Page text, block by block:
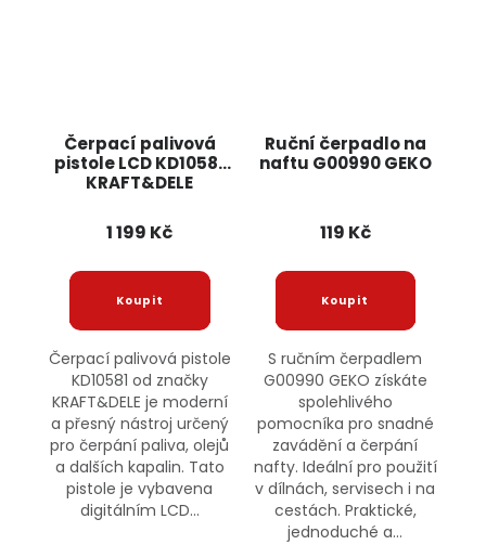
Čerpací palivová
pistole LCD KD10581
KRAFT&DELE
1 199 Kč
Čerpací palivová pistole
KD10581 od značky
KRAFT&DELE je moderní
a přesný nástroj určený
pro čerpání paliva, olejů
a dalších kapalin. Tato
pistole je vybavena
digitálním LCD...
Ruční čerpadlo na
naftu G00990 GEKO
119 Kč
S ručním čerpadlem
G00990 GEKO získáte
spolehlivého
pomocníka pro snadné
zavádění a čerpání
nafty. Ideální pro použití
v dílnách, servisech i na
cestách. Praktické,
jednoduché a...